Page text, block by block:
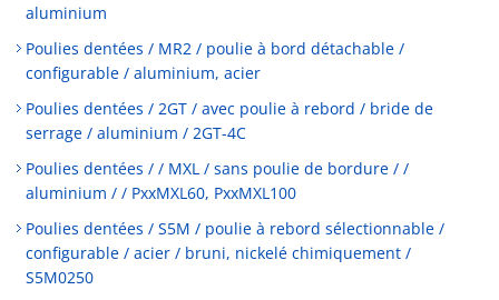
aluminium
Poulies dentées / MR2 / poulie à bord détachable /
configurable / aluminium, acier
Poulies dentées / 2GT / avec poulie à rebord / bride de
serrage / aluminium / 2GT-4C
Poulies dentées / / MXL / sans poulie de bordure / /
aluminium / / PxxMXL60, PxxMXL100
Poulies dentées / S5M / poulie à rebord sélectionnable /
configurable / acier / bruni, nickelé chimiquement /
S5M0250